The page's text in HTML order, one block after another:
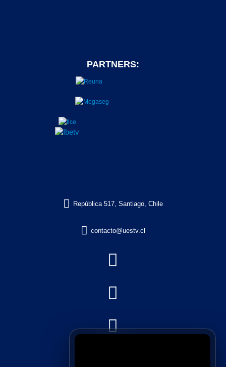
PARTNERS:
 República 517, Santiago, Chile
 contacto@uestv.cl


